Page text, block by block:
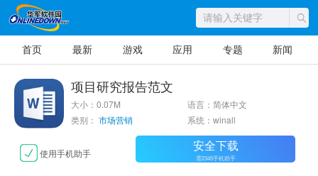
首页 最新 游戏 应用 专题 新闻
项目研究报告范文
大小：0.07M
语言：简体中文
类别： 市场营销 系统：winall
使用手机助手 安全下载
需2345手机助手